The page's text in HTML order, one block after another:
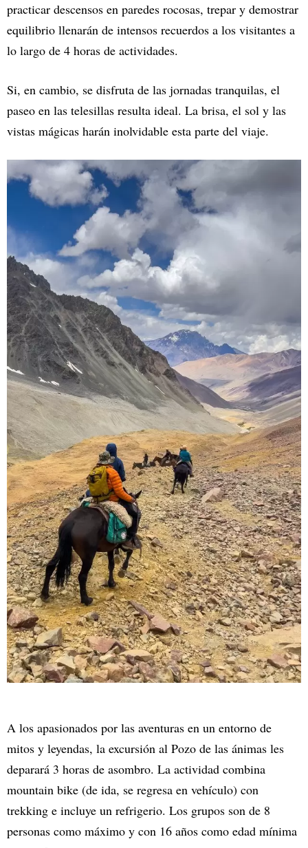
practicar descensos en paredes rocosas, trepar y demostrar
equilibrio llenarán de intensos recuerdos a los visitantes a
lo largo de 4 horas de actividades.
Si, en cambio, se disfruta de las jornadas tranquilas, el
paseo en las telesillas resulta ideal. La brisa, el sol y las
vistas mágicas harán inolvidable esta parte del viaje.
A los apasionados por las aventuras en un entorno de
mitos y leyendas, la excursión al Pozo de las ánimas les
deparará 3 horas de asombro. La actividad combina
mountain bike (de ida, se regresa en vehículo) con
trekking e incluye un refrigerio. Los grupos son de 8
personas como máximo y con 16 años como edad mínima